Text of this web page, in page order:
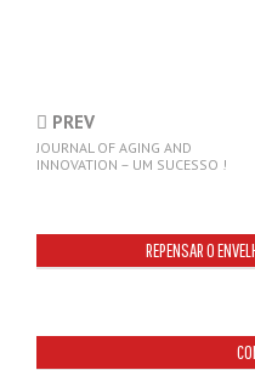
PREV
JOURNAL OF AGING AND
INNOVATION – UM SUCESSO !
REPENSAR O